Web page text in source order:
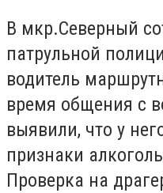
В мкр.Северный
патрульной
водитель
время общения с
выявили, что у
признаки
Проверка на